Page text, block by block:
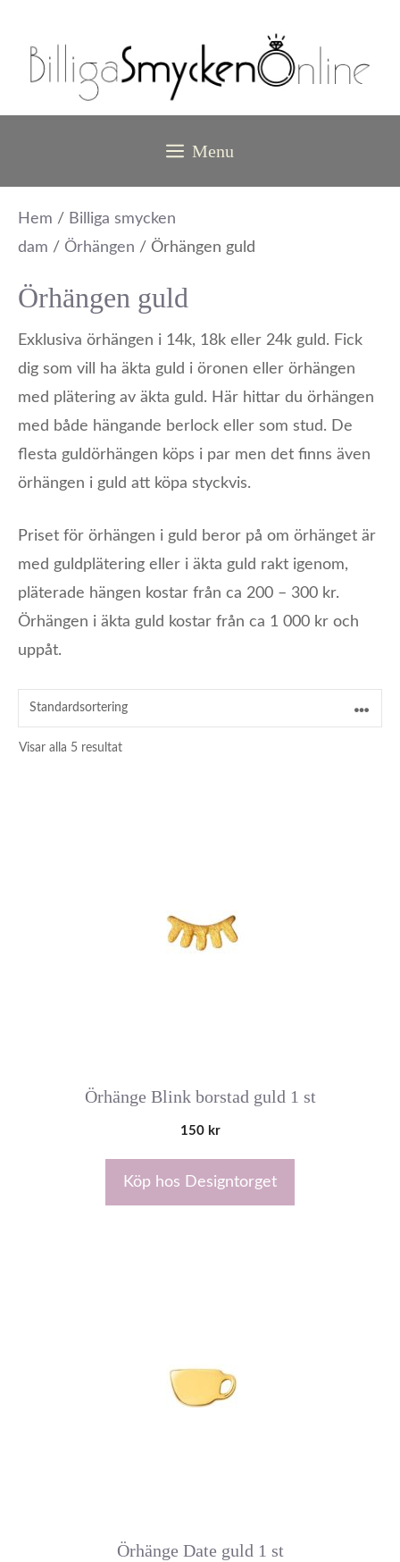
innehåll
Menu
Hem / Billiga smycken
dam / Örhängen / Örhängen guld
Örhängen guld
Exklusiva örhängen i 14k, 18k eller 24k guld. Fick
dig som vill ha äkta guld i öronen eller örhängen
med plätering av äkta guld. Här hittar du örhängen
med både hängande berlock eller som stud. De
flesta guldörhängen köps i par men det finns även
örhängen i guld att köpa styckvis.
Priset för örhängen i guld beror på om örhänget är
med guldplätering eller i äkta guld rakt igenom,
pläterade hängen kostar från ca 200 – 300 kr.
Örhängen i äkta guld kostar från ca 1 000 kr och
uppåt.
Visar alla 5 resultat
Örhänge Blink borstad guld 1 st
150 kr
Köp hos Designtorget
Örhänge Date guld 1 st